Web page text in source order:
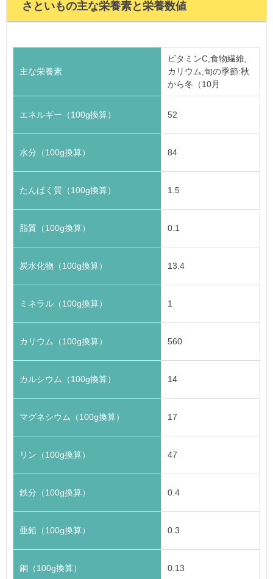
さといもの主な栄養素と栄養数値
主な栄養素
ビタミンC,食物繊維,
カリウム,旬の季節:秋
から冬（10月
エネルギー（100g換算） 52
水分（100g換算） 84
たんぱく質（100g換算） 1.5
脂質（100g換算） 0.1
炭水化物（100g換算） 13.4
ミネラル（100g換算） 1
カリウム（100g換算） 560
カルシウム（100g換算） 14
マグネシウム（100g換算） 17
リン（100g換算） 47
鉄分（100g換算） 0.4
亜鉛（100g換算） 0.3
銅（100g換算） 0.13